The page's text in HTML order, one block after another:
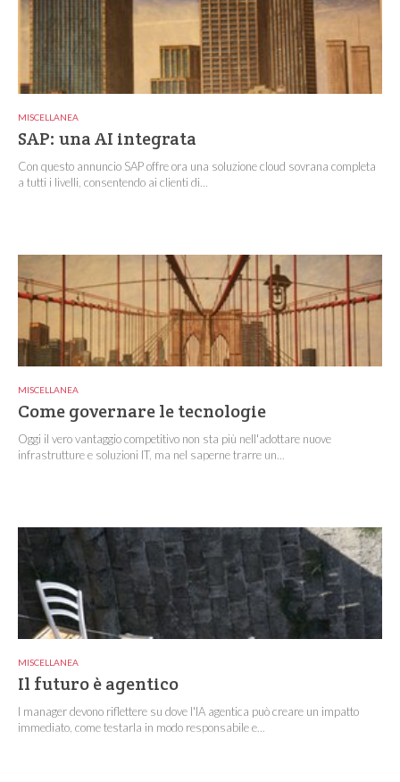
MISCELLANEA
SAP: una AI integrata
Con questo annuncio SAP offre ora una soluzione cloud sovrana completa
a tutti i livelli, consentendo ai clienti di...
MISCELLANEA
Come governare le tecnologie
Oggi il vero vantaggio competitivo non sta più nell'adottare nuove
infrastrutture e soluzioni IT, ma nel saperne trarre un...
MISCELLANEA
Il futuro è agentico
I manager devono riflettere su dove l'IA agentica può creare un impatto
immediato, come testarla in modo responsabile e...